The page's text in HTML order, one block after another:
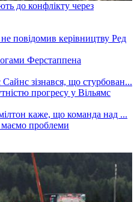
до конфлікту через
Ферстаппена
прогресу у Вільямс
проблеми